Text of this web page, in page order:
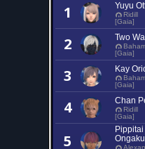
1 Yuyu
Ridill
[Gaia]
2 Two
[Gaia]
3 Kay
[Gaia]
4 Chan
Ridill
[Gaia]
5
Pippitai